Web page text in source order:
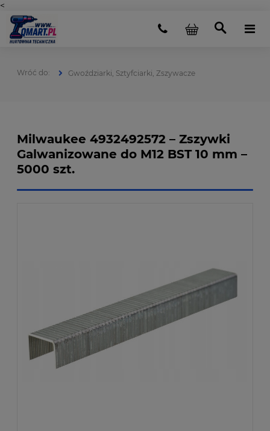
<
Gwoździarki, Sztyfciarki, Zszywacze
Milwaukee 4932492572 – Zszywki
Galwanizowane do M12 BST 10 mm –
5000 szt.